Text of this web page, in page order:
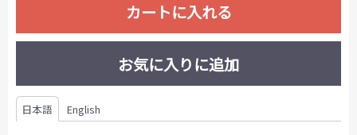
カートに入れる
お気に入りに追加
日本語 English